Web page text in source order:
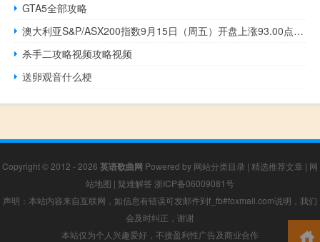
GTA5全部攻略
澳大利亚S&P/ASX200指数9月15日（周五）开盘上涨93.00点涨幅1.29%报7279.5点
杀手二攻略视频攻略视频
送卵观音什么梗
Copyright © 2012 - 2026 英语歌曲网 Powered by 网站分类目录 | 精选推荐文章 | 网
站地图 | 疑难解答 浙ICP备06009081号
声明：本站内容来自互联网，如信息有错误可发邮件到f_fb#foxmail.com说明，我们
会及时纠正，谢谢
本站仅为个人兴趣爱好，不接盈利性广告及商业合作